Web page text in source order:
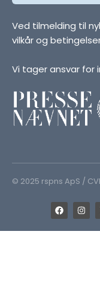
Ved tilmelding til
vilkår og
Vi tager ansvar for
© 2025 rspns ApS /